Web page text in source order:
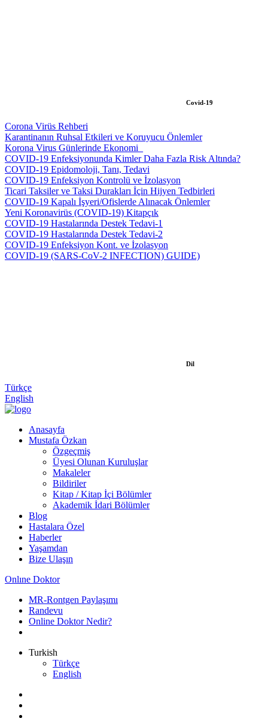
Covid-19
Corona Virüs Rehberi
Karantinanın Ruhsal Etkileri ve Koruyucu Önlemler
Korona Virus Günlerinde Ekonomi_
COVID-19 Enfeksiyonunda Kimler Daha Fazla Risk Altında?
COVID-19 Epidomoloji, Tanı, Tedavi
COVID-19 Enfeksiyon Kontrolü ve İzolasyon
Ticari Taksiler ve Taksi Durakları İçin Hijyen Tedbirleri
COVID-19 Kapalı İşyeri/Ofislerde Alınacak Önlemler
Yeni Koronavirüs (COVID-19) Kitapçık
COVID-19 Hastalarında Destek Tedavi-1
COVID-19 Hastalarında Destek Tedavi-2
COVID-19 Enfeksiyon Kont. ve İzolasyon
COVID-19 (SARS-CoV-2 INFECTION) GUIDE)
Dil
Türkçe
English
Anasayfa
Mustafa Özkan
Özgeçmiş
Üyesi Olunan Kuruluşlar
Makaleler
Bildiriler
Kitap / Kitap İçi Bölümler
Akademik İdari Bölümler
Blog
Hastalara Özel
Haberler
Yaşamdan
Bize Ulaşın
Onlıne Doktor
MR-Rontgen Paylaşımı
Randevu
Online Doktor Nedir?
Turkish
Türkçe
English